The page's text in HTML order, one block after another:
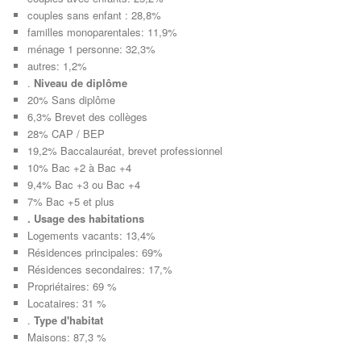
couples sans enfant : 28,8%
familles monoparentales: 11,9%
ménage 1 personne: 32,3%
autres: 1,2%
. Niveau de diplôme
20% Sans diplôme
6,3% Brevet des collèges
28% CAP / BEP
19,2% Baccalauréat, brevet professionnel
10% Bac +2 à Bac +4
9,4% Bac +3 ou Bac +4
7% Bac +5 et plus
. Usage des habitations
Logements vacants: 13,4%
Résidences principales: 69%
Résidences secondaires: 17,%
Propriétaires: 69 %
Locataires: 31 %
.Type d'habitat
Maisons: 87,3 %